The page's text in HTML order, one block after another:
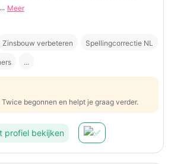
Meer
Zinsbouw verbeteren Spellingcorrectie NL
...
begonnen en helpt je graag verder.
profiel bekijken